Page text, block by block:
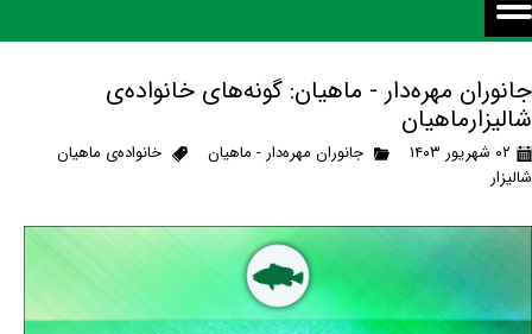
جانوران مهره‌دار - ماهیان: گونه‌های خانواده‌ی
شالیزارماهیان
۰۲ شهریور ۱۴۰۳ جانوران مهره‌دار - ماهیان
خانواده‌ی ماهیان
شالیزار